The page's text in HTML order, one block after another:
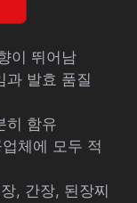
이 뛰어남
과 발효 품질
히 함유
체에 모두 적
, 간장, 된장찌